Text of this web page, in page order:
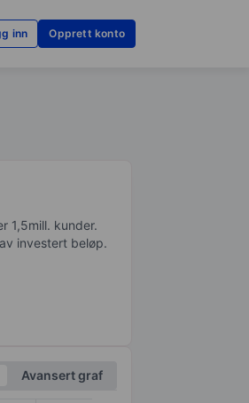
inn Opprett konto
1,5mill. kunder.
investert beløp.
Avansert graf